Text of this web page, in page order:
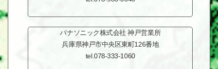
パナソニック株式会社神戸営業所
兵庫県神戸市中央区東町126番地
tel.078-333-1060